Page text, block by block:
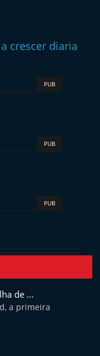
crescer diaria
PUB
PUB
PUB
de ...
a primeira